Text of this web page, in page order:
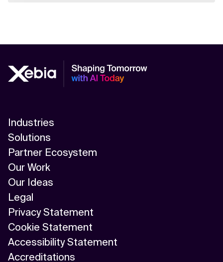
Industries
Solutions
Partner Ecosystem
Our Work
Our Ideas
Legal
Privacy Statement
Cookie Statement
Accessibility Statement
Accreditations